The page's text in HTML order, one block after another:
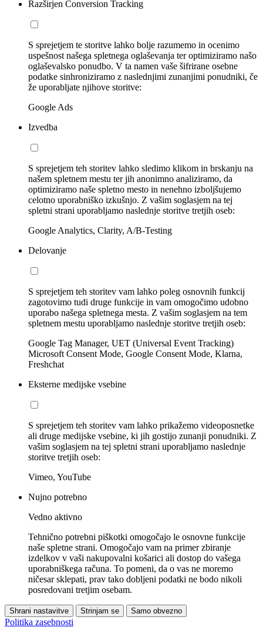
Razširjen Conversion Tracking
S sprejetjem te storitve lahko bolje razumemo in ocenimo
uspešnost našega spletnega oglaševanja ter optimiziramo našo
oglaševalsko ponudbo. V ta namen vaše šifrirane osebne
podatke sinhroniziramo z naslednjimi zunanjimi ponudniki, če
že uporabljate njihove storitve:
Google Ads
Izvedba
S sprejetjem teh storitev lahko sledimo klikom in brskanju na
našem spletnem mestu ter jih anonimno analiziramo, da
optimiziramo naše spletno mesto in nenehno izboljšujemo
celotno uporabniško izkušnjo. Z vašim soglasjem na tej
spletni strani uporabljamo naslednje storitve tretjih oseb:
Google Analytics, Clarity, A/B-Testing
Delovanje
S sprejetjem teh storitev vam lahko poleg osnovnih funkcij
zagotovimo tudi druge funkcije in vam omogočimo udobno
uporabo našega spletnega mesta. Z vašim soglasjem na tem
spletnem mestu uporabljamo naslednje storitve tretjih oseb:
Google Tag Manager, UET (Universal Event Tracking)
Microsoft Consent Mode, Google Consent Mode, Klarna,
Freshchat
Eksterne medijske vsebine
S sprejetjem teh storitev vam lahko prikažemo videoposnetke
ali druge medijske vsebine, ki jih gostijo zunanji ponudniki. Z
vašim soglasjem na tej spletni strani uporabljamo naslednje
storitve tretjih oseb:
Vimeo, YouTube
Nujno potrebno
Vedno aktivno
Tehnično potrebni piškotki omogočajo le osnovne funkcije
naše spletne strani. Omogočajo vam na primer zbiranje
izdelkov v vaši nakupovalni košarici ali dostop do vašega
uporabniškega računa. To pomeni, da o vas ne moremo
ničesar sklepati, prav tako dobljeni podatki ne bodo nikoli
posredovani tretjim osebam.
Shrani nastavitve Strinjam se Samo obvezno
Politika zasebnosti